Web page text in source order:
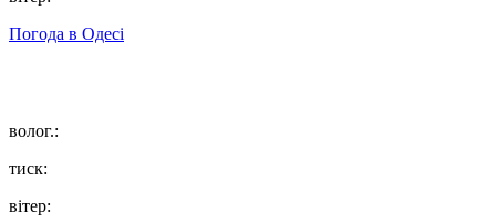
Погода в Одесі
волог.:
тиск:
вітер: